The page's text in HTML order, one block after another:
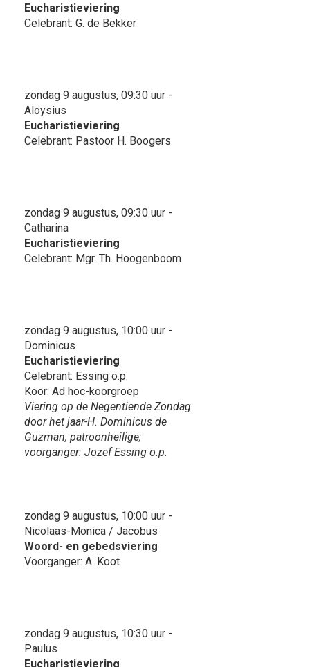
Eucharistieviering
Celebrant: G. de Bekker
zondag 9 augustus, 09:30 uur -
Aloysius
Eucharistieviering
Celebrant: Pastoor H. Boogers
zondag 9 augustus, 09:30 uur -
Catharina
Eucharistieviering
Celebrant: Mgr. Th. Hoogenboom
zondag 9 augustus, 10:00 uur -
Dominicus
Eucharistieviering
Celebrant: Essing o.p.
Koor: Ad hoc-koorgroep
Viering op de Negentiende Zondag
door het jaar-H. Dominicus de
Guzman, patroonheilige;
voorganger: Jozef Essing o.p.
zondag 9 augustus, 10:00 uur -
Nicolaas-Monica / Jacobus
Woord- en gebedsviering
Voorganger: A. Koot
zondag 9 augustus, 10:30 uur -
Paulus
Eucharistieviering